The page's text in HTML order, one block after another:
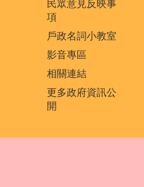
民眾意見反映事
項
戶政名詞小教室
影音專區
相關連結
更多政府資訊公
開